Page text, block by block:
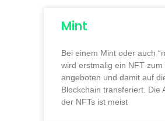
Mint
Bei einem Mint oder auch
wird erstmalig ein NFT zum
angeboten und damit auf
Blockchain transferiert. Die
der NFTs ist meist